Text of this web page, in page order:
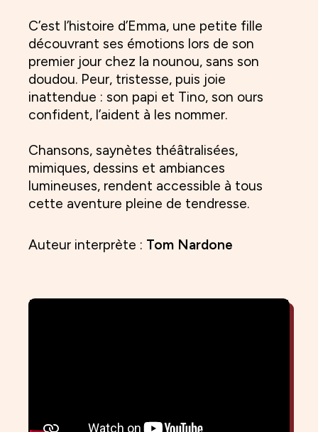
C’est l’histoire d’Emma, une petite fille
découvrant ses émotions lors de son
premier jour chez la nounou, sans son
doudou. Peur, tristesse, puis joie
inattendue : son papi et Tino, son ours
confident, l’aident à les nommer.
Chansons, saynètes théâtralisées,
mimiques, dessins et ambiances
lumineuses, rendent accessible à tous
cette aventure pleine de tendresse.
Auteur interprète : Tom Nardone